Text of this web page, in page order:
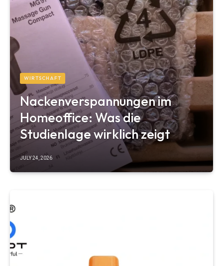
WIRTSCHAFT
Nackenverspannungen im
Homeoffice: Was die
Studienlage wirklich zeigt
JULY 24, 2026